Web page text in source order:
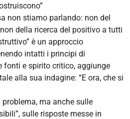
non stiamo parlando: non del
della ricerca del positivo a tutti
è un approccio
intatti i principi di
fonti e spirito critico, aggiunge
alla sua indagine: “E ora, che si
ma anche sulle
sulle risposte messe in